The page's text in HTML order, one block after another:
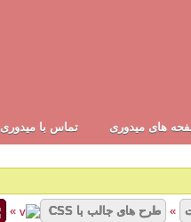
های میدوری تماس با میدوری
» طرح های جالب با CSS »